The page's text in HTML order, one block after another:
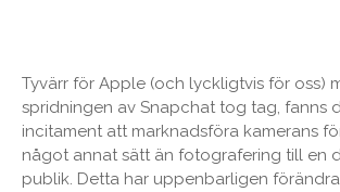
Tyvärr för Apple (och lyckligtvis för oss)
spridningen av Snapchat tog tag, fanns
incitament att marknadsföra kamerans
något annat sätt än fotografering till en
publik. Detta har uppenbarligen